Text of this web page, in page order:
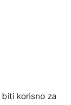
korisno za